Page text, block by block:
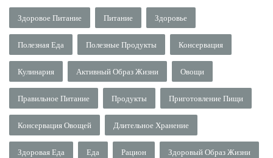
Здоровое Питание Питание Здоровье
Полезная Еда Полезные Продукты Консервация
Кулинария Активный Образ Жизни Овощи
Правильное Питание Продукты Приготовление Пищи
Консервация Овощей Длительное Хранение
Здоровая Еда Еда Рацион Здоровый Образ Жизни